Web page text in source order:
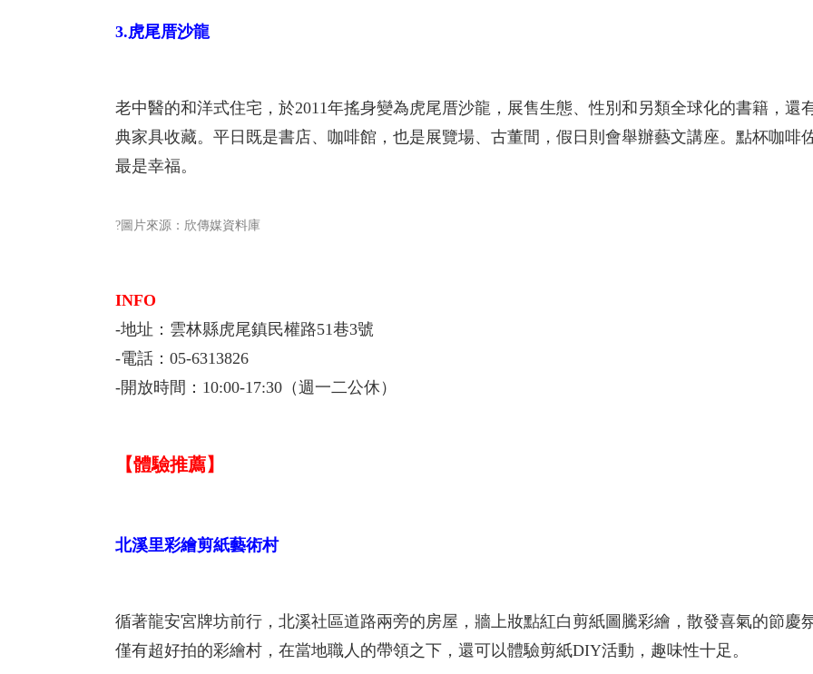
3.虎尾厝沙龍
老中醫的和洋式住宅，於2011年搖身變為虎尾厝沙龍，展售生態、性別和另類全球化的書籍，還
典家具收藏。平日既是書店、咖啡館，也是展覽場、古董間，假日則會舉辦藝文講座。點杯咖啡
最是幸福。
?圖片來源：欣傳媒資料庫
INFO
-地址：雲林縣虎尾鎮民權路51巷3號
-電話：05-6313826
-開放時間：10:00-17:30（週一二公休）
【體驗推薦】
北溪里彩繪剪紙藝術村
循著龍安宮牌坊前行，北溪社區道路兩旁的房屋，牆上妝點紅白剪紙圖騰彩繪，散發喜氣的節慶
僅有超好拍的彩繪村，在當地職人的帶領之下，還可以體驗剪紙DIY活動，趣味性十足。